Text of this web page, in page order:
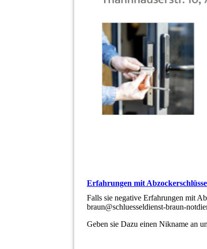
Erfahrungen mit
Falls sie negative Erfahrungen mit
braun@schluesseldienst-braun-
Geben sie Dazu einen Nikname an